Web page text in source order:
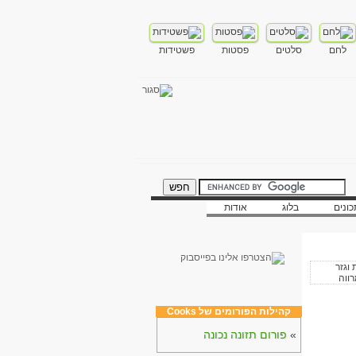
לחם סלטים פסטות פשטידות
בלוג אודות
קהילות הפורומים של Cooks
» פורום תזונה נכונה